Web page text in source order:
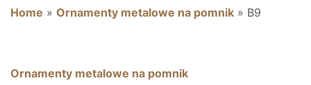
Home » Ornamenty metalowe na pomnik » B9
Ornamenty metalowe na pomnik